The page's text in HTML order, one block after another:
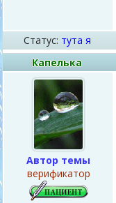
Статус: тута я
Капелька
Автор темы
верификатор